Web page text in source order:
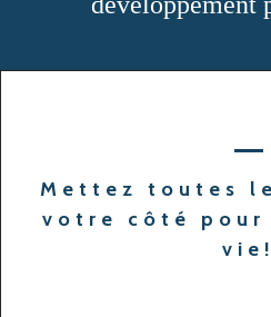
Mettez toutes
votre côté pour
vie!